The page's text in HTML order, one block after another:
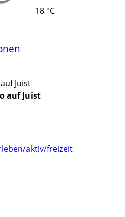
18 °C
Juist
auf Juist
aktiv/freizeit